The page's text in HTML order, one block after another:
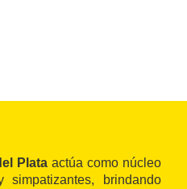
Plata actúa como núcleo
brindando